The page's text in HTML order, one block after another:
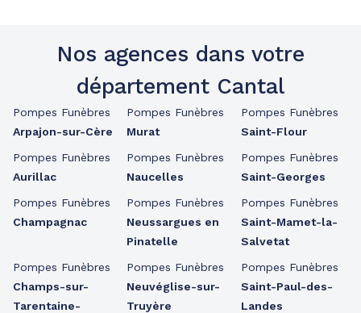
Nos agences dans votre
département Cantal
Pompes Funèbres
Arpajon-sur-Cère
Pompes Funèbres
Aurillac
Pompes Funèbres
Champagnac
Pompes Funèbres
Champs-sur-
Tarentaine-
Pompes Funèbres
Murat
Pompes Funèbres
Naucelles
Pompes Funèbres
Neussargues en
Pinatelle
Pompes Funèbres
Neuvéglise-sur-
Truyère
Pompes Funèbres
Saint-Flour
Pompes Funèbres
Saint-Georges
Pompes Funèbres
Saint-Mamet-la-
Salvetat
Pompes Funèbres
Saint-Paul-des-
Landes